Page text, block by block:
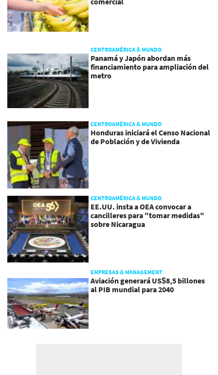
CENTROAMÉRICA & MUNDO
Panamá y Japón abordan más
financiamiento para ampliación del
metro
CENTROAMÉRICA & MUNDO
Honduras iniciará el Censo Nacional
de Población y de Vivienda
CENTROAMÉRICA & MUNDO
EE.UU. insta a OEA convocar a
cancilleres para "tomar medidas"
sobre Nicaragua
EMPRESAS & MANAGEMENT
Aviación generará US$8,5 billones
al PIB mundial para 2040